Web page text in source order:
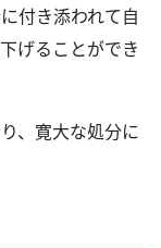
付き添われて自
げることができ
、寛大な処分に